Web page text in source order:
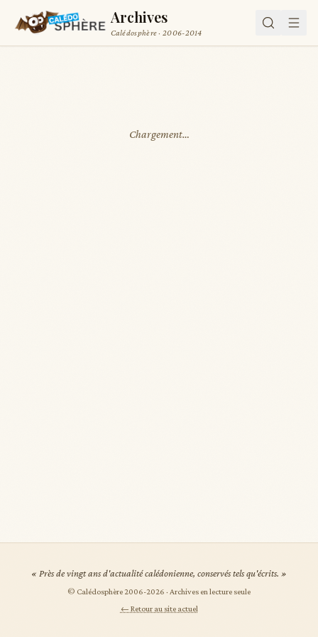
Archives
Calédosphère · 2006-2014
Chargement…
« Près de vingt ans d'actualité calédonienne, conservés tels qu'écrits. »
© Calédosphère 2006-2026 · Archives en lecture seule
← Retour au site actuel